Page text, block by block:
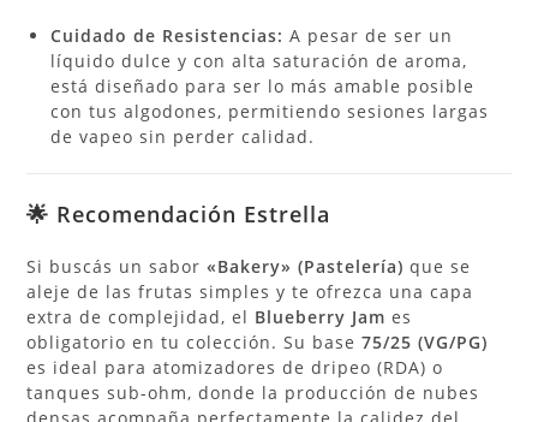
Cuidado de Resistencias: A pesar de ser un
líquido dulce y con alta saturación de aroma,
está diseñado para ser lo más amable posible
con tus algodones, permitiendo sesiones largas
de vapeo sin perder calidad.
🌟 Recomendación Estrella
Si buscás un sabor«Bakery» (Pastelería) que se
aleje de las frutas simples y te ofrezca una capa
extra de complejidad, el Blueberry Jam es
obligatorio en tu colección. Su base75/25 (VG/PG)
es ideal para atomizadores de dripeo (RDA) o
tanques sub-ohm, donde la producción de nubes